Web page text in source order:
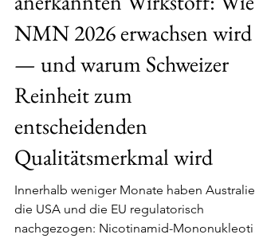
gabykruse
12. Juni
3 Min. Lesezeit
Vom Forschungs-Hype zum
anerkannten Wirkstoff: Wie
NMN 2026 erwachsen wird
— und warum Schweizer
Reinheit zum